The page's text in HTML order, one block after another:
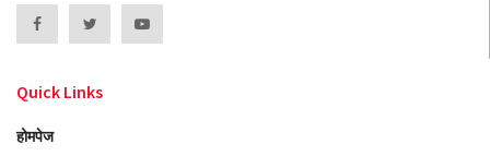
Quick Links
होमपेज